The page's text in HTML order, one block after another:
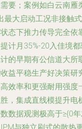
要；案例如白云南雁
最大启动工况非接触
态下推力传导完全依
计月35%-20入佳境
的早期有公信道大所
益平稳生产好决策研
效率和更强耐用强
，集成直线模提升电
数据观测极高于≥{0